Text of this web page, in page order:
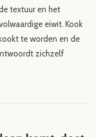
textuur en het
eiwit. Kook
te worden en de
zichzelf